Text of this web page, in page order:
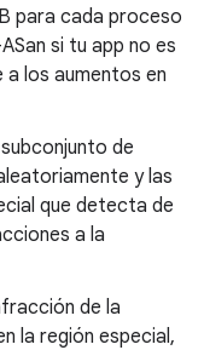
para cada proceso
si tu app no es
los aumentos en
de
y las
que detecta de
a la
de la
la región especial,